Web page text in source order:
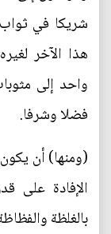
شريكا في
هذا الآخر
واحد إلى
فضلا وشرفا.
(ومنها) أن
الإفادة على
بالغلظة